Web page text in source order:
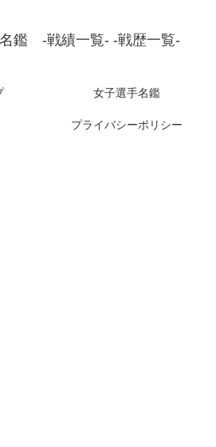
鑑 -戦績一覧- -戦歴一覧-
女子選手名鑑
プライバシーポリシー